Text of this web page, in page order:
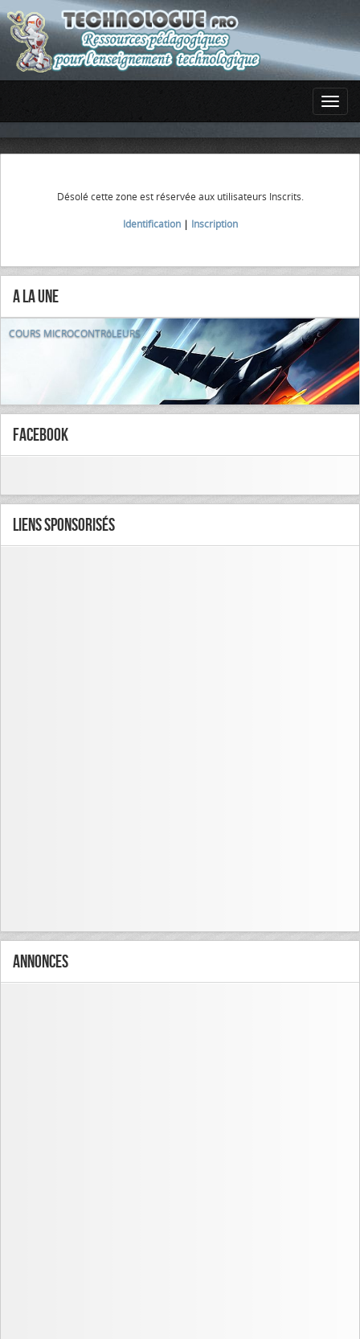
Désolé cette zone est réservée aux utilisateurs Inscrits.
Identification| Inscription
A la Une
COURS MICROCONTRôLEURS
FaceBook
Liens Sponsorisés
Annonces